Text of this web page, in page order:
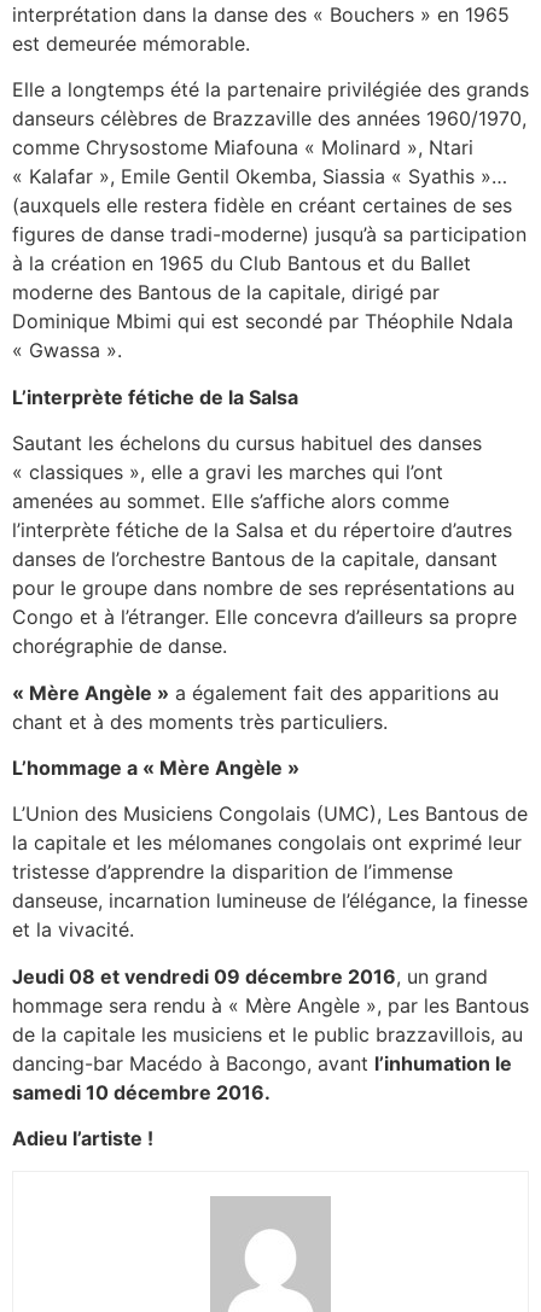
interprétation dans la danse des « Bouchers » en 1965
est demeurée mémorable.
Elle a longtemps été la partenaire privilégiée des grands
danseurs célèbres de Brazzaville des années 1960/1970,
comme Chrysostome Miafouna « Molinard », Ntari
« Kalafar », Emile Gentil Okemba, Siassia « Syathis »…
(auxquels elle restera fidèle en créant certaines de ses
figures de danse tradi-moderne) jusqu’à sa participation
à la création en 1965 du Club Bantous et du Ballet
moderne des Bantous de la capitale, dirigé par
Dominique Mbimi qui est secondé par Théophile Ndala
« Gwassa ».
L’interprète fétiche de la Salsa
Sautant les échelons du cursus habituel des danses
« classiques », elle a gravi les marches qui l’ont
amenées au sommet. Elle s’affiche alors comme
l’interprète fétiche de la Salsa et du répertoire d’autres
danses de l’orchestre Bantous de la capitale, dansant
pour le groupe dans nombre de ses représentations au
Congo et à l’étranger. Elle concevra d’ailleurs sa propre
chorégraphie de danse.
« Mère Angèle » a également fait des apparitions au
chant et à des moments très particuliers.
L’hommage a « Mère Angèle »
L’Union des Musiciens Congolais (UMC), Les Bantous de
la capitale et les mélomanes congolais ont exprimé leur
tristesse d’apprendre la disparition de l’immense
danseuse, incarnation lumineuse de l’élégance, la finesse
et la vivacité.
Jeudi 08 et vendredi 09 décembre 2016, un grand
hommage sera rendu à « Mère Angèle », par les Bantous
de la capitale les musiciens et le public brazzavillois, au
dancing-bar Macédo à Bacongo, avant l’inhumation le
samedi 10 décembre 2016.
Adieu l’artiste !